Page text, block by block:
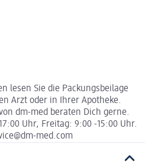
lesen Sie die Packungsbeilage
Arzt oder in Ihrer Apotheke.
dm-med beraten Dich gerne.
Uhr, Freitag: 9:00 -15:00 Uhr.
med.com